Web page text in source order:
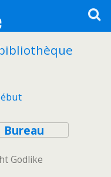
Bureau
Godlike